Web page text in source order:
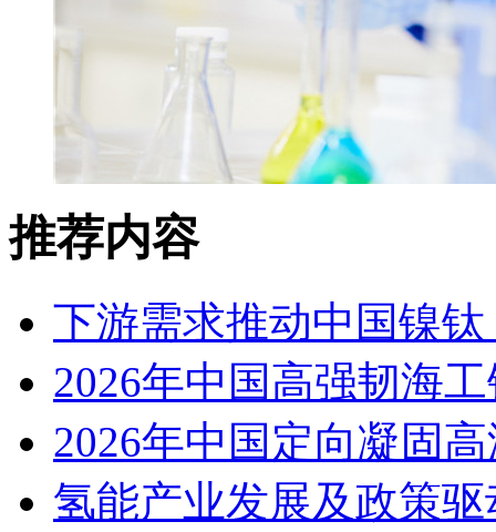
推荐内容
下游需求推动中国镍
2026年中国高强韧海
2026年中国定向凝固
氢能产业发展及政策